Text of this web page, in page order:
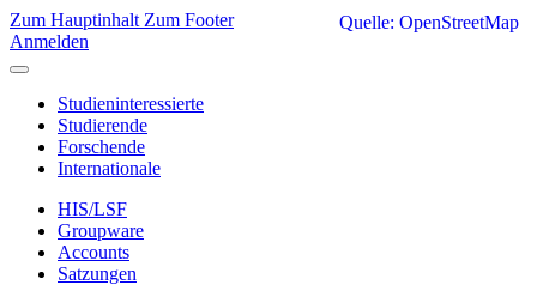
Zum Hauptinhalt Zum Footer
Anmelden
Studieninteressierte
Studierende
Forschende
Internationale
HIS/LSF
Groupware
Accounts
Satzungen
Quelle: OpenStreetMap